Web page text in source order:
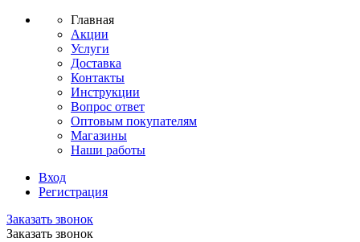
Главная
Акции
Услуги
Доставка
Контакты
Инструкции
Вопрос ответ
Оптовым покупателям
Магазины
Наши работы
Вход
Регистрация
Заказать звонок
Заказать звонок